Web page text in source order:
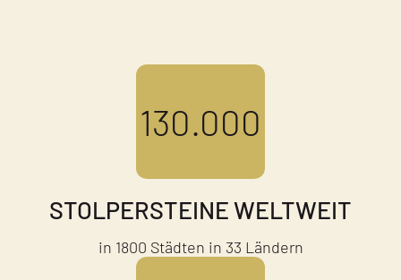
130.000
STOLPERSTEINE WELTWEIT
in 1800 Städten in 33 Ländern